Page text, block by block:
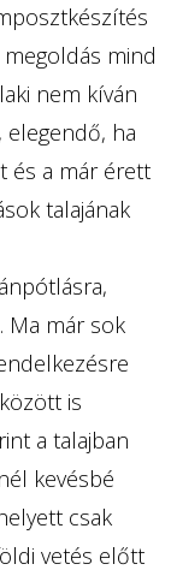
mind
nem kíván
elegendő, ha
és a már érett
talajának
Ma már sok
is
a talajban
kevésbé
csak
vetés előtt